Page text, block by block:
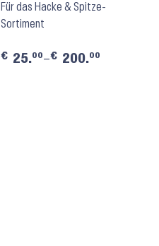
Für das Hacke & Spitze-
Sortiment
€ 25.00–€ 200.00